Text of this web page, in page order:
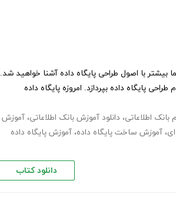
بیشتر با اصول طراحی پایگاه داده آشنا خواهید شد.
پایگاه داده بپردازد. امروزه پایگاه داده
بانک اطلاعاتی، دانلود آموزش بانک اطلاعاتی، آموزش
، آموزش ساخت پایگاه داده، آموزش پایگاه داده
دانلود کتاب